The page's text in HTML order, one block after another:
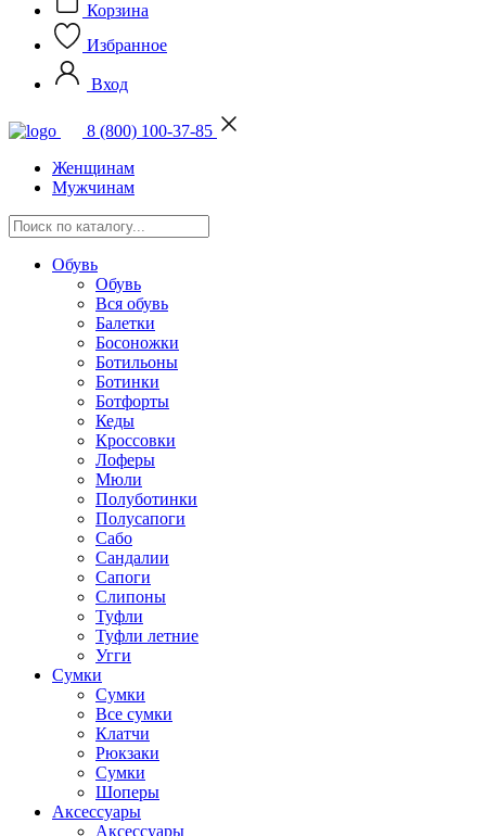
Корзина
Избранное
Вход
8 (800) 100-37-85
Женщинам
Мужчинам
Обувь
Обувь
Вся обувь
Балетки
Босоножки
Ботильоны
Ботинки
Ботфорты
Кеды
Кроссовки
Лоферы
Мюли
Полуботинки
Полусапоги
Сабо
Сандалии
Сапоги
Слипоны
Туфли
Туфли летние
Угги
Сумки
Сумки
Все сумки
Клатчи
Рюкзаки
Сумки
Шоперы
Аксессуары
Аксессуары